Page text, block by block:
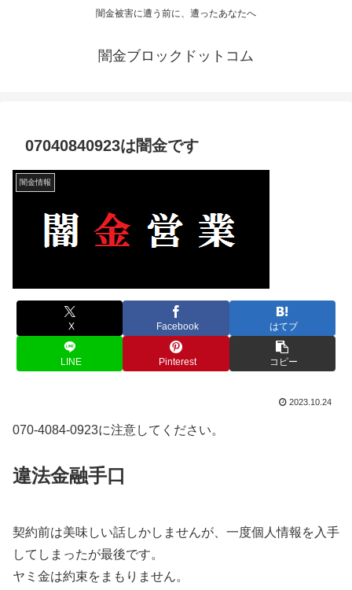
闇金被害に遭う前に、遭ったあなたへ
闇金ブロックドットコム
07040840923は闇金です
闇金情報
X Facebook はてブ
LINE Pinterest コピー
2023.10.24
070-4084-0923に注意してください。
違法金融手口
契約前は美味しい話しかしませんが、一度個人情報を入手
してしまったが最後です。
ヤミ金は約束をまもりません。